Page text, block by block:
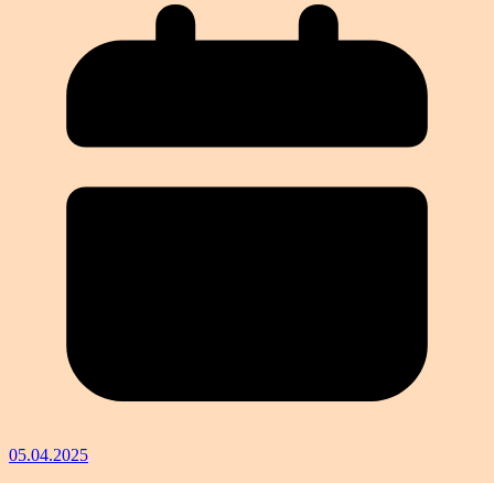
05.04.2025